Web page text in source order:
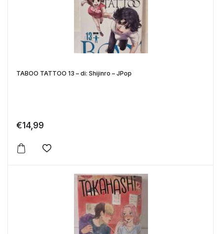
TABOO TATTOO 13 – di: Shijinro – JPop
€14,99
Aggiungi alla lista dei desideri